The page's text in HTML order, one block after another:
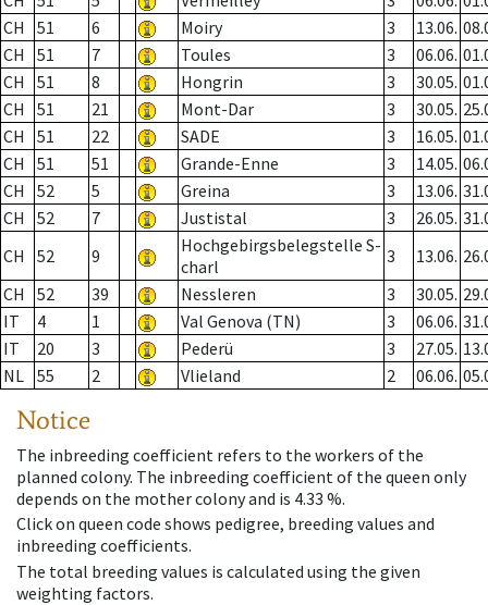
CH
51 6 Moiry 3 13.06.
CH
51 7 Toules 3 06.06.
CH
51 8 Hongrin 3 30.05.
CH
51 21 Mont-Dar 3 30.05.
CH
51 22 SADE 3 16.05.
CH
51 51 Grande-Enne 3 14.05.
CH
52 5 Greina 3 13.06.
CH
52 7 Justistal 3 26.05.
CH
52 9
Hochgebirgsbelegstelle S-
charl
3 13.06.
CH
52 39 Nessleren 3 30.05.
IT
4 1 Val Genova (TN) 3 06.06.
IT
20 3 Pederü 3 27.05.
NL 55 2 Vlieland 2 06.06.
Notice
The inbreeding coefficient refers to the workers of the
planned colony. The inbreeding coefficient of the queen only
depends on the mother colony and is 4.33 %.
Click on queen code shows pedigree, breeding values and
inbreeding coefficients.
The total breeding values is calculated using the given
weighting factors.